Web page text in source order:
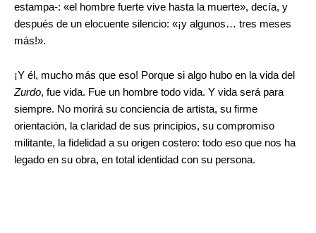
estampa-: «el hombre fuerte vive hasta la muerte», decía, y
después de un elocuente silencio: «¡y algunos… tres meses
más!».
¡Y él, mucho más que eso! Porque si algo hubo en la vida del
Zurdo, fue vida. Fue un hombre todo vida. Y vida será para
siempre. No morirá su conciencia de artista, su firme
orientación, la claridad de sus principios, su compromiso
militante, la fidelidad a su origen costero: todo eso que nos ha
legado en su obra, en total identidad con su persona.